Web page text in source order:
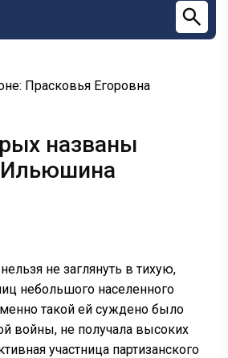
Прасковья Егоровна
названы
Ильюшина
не заглянуть в тихую,
небольшого населенного
такой ей суждено было
войны, не получала высоких
участница партизанского